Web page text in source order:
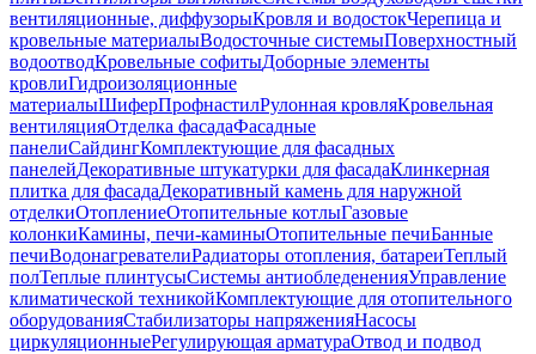
вентиляционные, диффузорыКровля и водостокЧерепица и
кровельные материалыВодосточные системыПоверхностный
водоотводКровельные софитыДоборные элементы
кровлиГидроизоляционные
материалыШиферПрофнастилРулонная кровляКровельная
вентиляцияОтделка фасадаФасадные
панелиСайдингКомплектующие для фасадных
панелейДекоративные штукатурки для фасадаКлинкерная
плитка для фасадаДекоративный камень для наружной
отделкиОтоплениеОтопительные котлыГазовые
колонкиКамины, печи-каминыОтопительные печиБанные
печиВодонагревателиРадиаторы отопления, батареиТеплый
полТеплые плинтусыСистемы антиобледененияУправление
климатической техникойКомплектующие для отопительного
оборудованияСтабилизаторы напряженияНасосы
циркуляционныеРегулирующая арматураОтвод и подвод